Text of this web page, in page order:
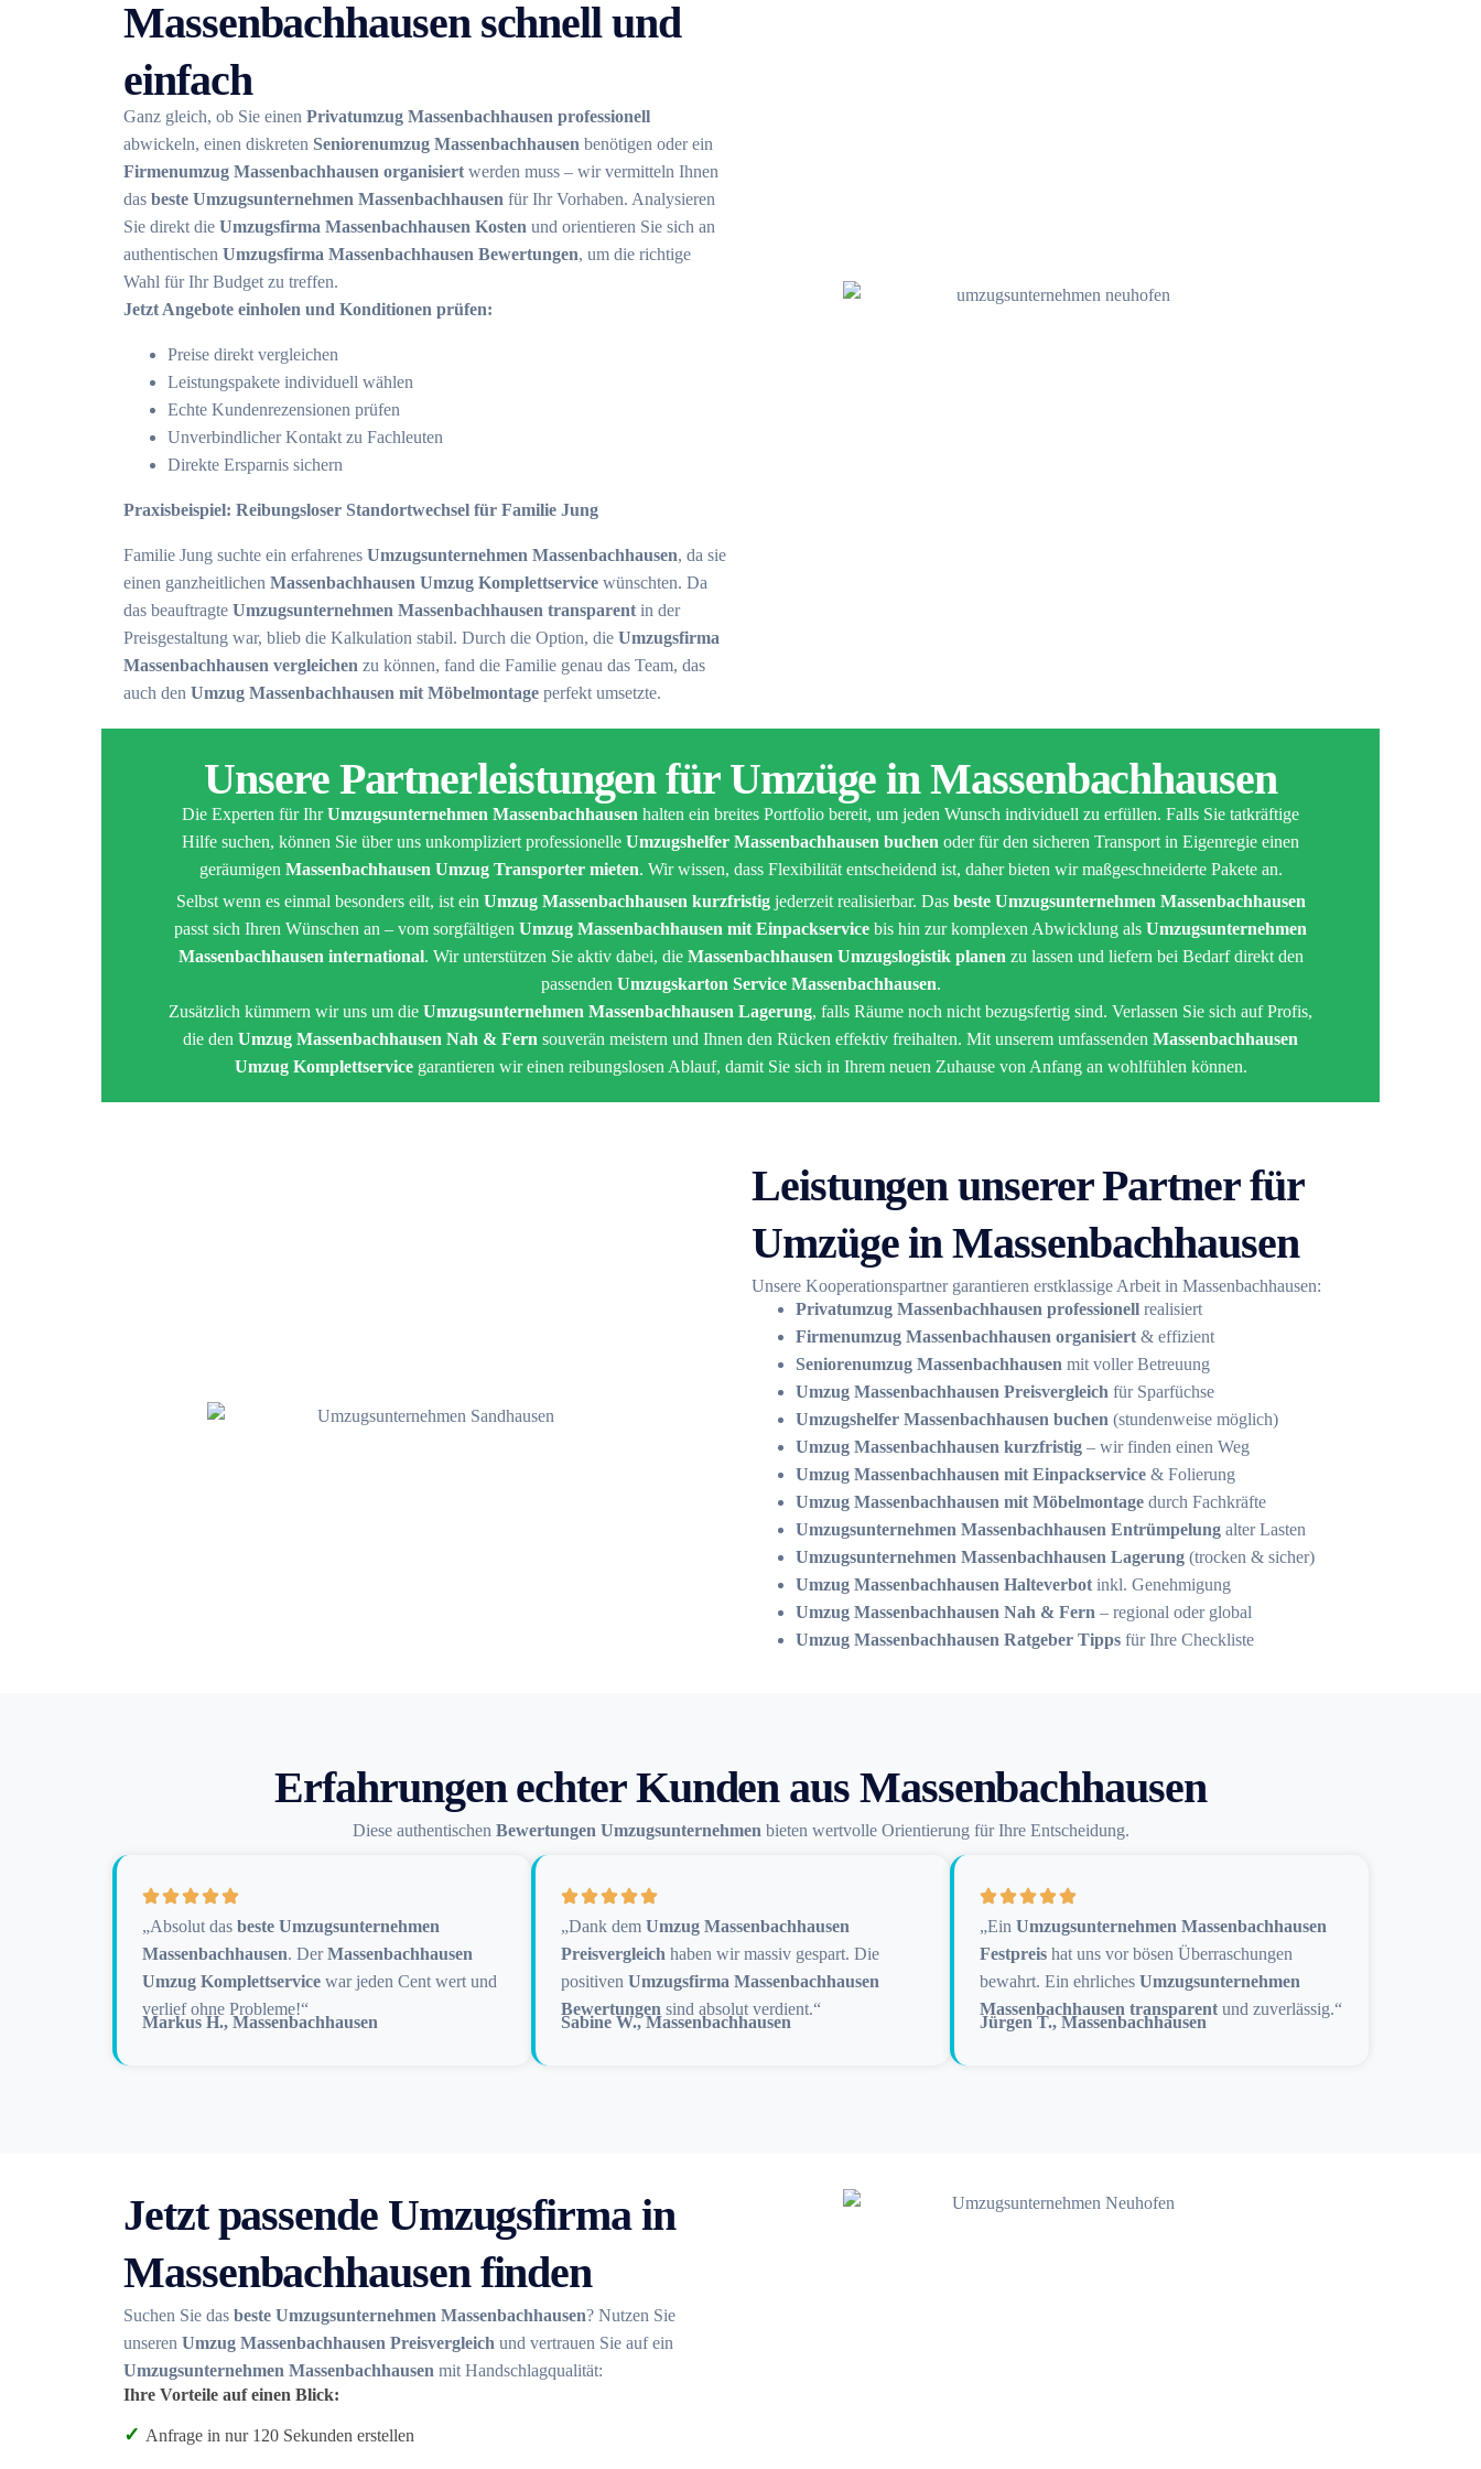
Massenbachhausen schnell und
einfach
Ganz gleich, ob Sie einen Privatumzug Massenbachhausen professionell
abwickeln, einen diskreten Seniorenumzug Massenbachhausen benötigen oder ein
Firmenumzug Massenbachhausen organisiert werden muss – wir vermitteln Ihnen
das beste Umzugsunternehmen Massenbachhausen für Ihr Vorhaben. Analysieren
Sie direkt die Umzugsfirma Massenbachhausen Kosten und orientieren Sie sich an
authentischen Umzugsfirma Massenbachhausen Bewertungen, um die richtige
Wahl für Ihr Budget zu treffen.
Jetzt Angebote einholen und Konditionen prüfen:
Preise direkt vergleichen
Leistungspakete individuell wählen
Echte Kundenrezensionen prüfen
Unverbindlicher Kontakt zu Fachleuten
Direkte Ersparnis sichern
Praxisbeispiel: Reibungsloser Standortwechsel für Familie Jung
Familie Jung suchte ein erfahrenes Umzugsunternehmen Massenbachhausen, da sie
einen ganzheitlichen Massenbachhausen Umzug Komplettservice wünschten. Da
das beauftragte Umzugsunternehmen Massenbachhausen transparent in der
Preisgestaltung war, blieb die Kalkulation stabil. Durch die Option, die Umzugsfirma
Massenbachhausen vergleichen zu können, fand die Familie genau das Team, das
auch den Umzug Massenbachhausen mit Möbelmontage perfekt umsetzte.
Unsere Partnerleistungen für Umzüge in Massenbachhausen
Die Experten für IhrUmzugsunternehmen Massenbachhausen halten ein breites Portfolio bereit, um jeden Wunsch individuell zu erfüllen. Falls Sie tatkräftige
Hilfe suchen, können Sie über uns unkompliziert professionelle Umzugshelfer Massenbachhausen buchen oder für den sicheren Transport in Eigenregie einen
geräumigen Massenbachhausen Umzug Transporter mieten. Wir wissen, dass Flexibilität entscheidend ist, daher bieten wir maßgeschneiderte Pakete an.
Selbst wenn es einmal besonders eilt, ist ein Umzug Massenbachhausen kurzfristigjederzeit realisierbar. Das beste Umzugsunternehmen Massenbachhausen
passt sich Ihren Wünschen an – vom sorgfältigen Umzug Massenbachhausen mit Einpackservice bis hin zur komplexen Abwicklung als Umzugsunternehmen
Massenbachhausen international. Wir unterstützen Sie aktiv dabei, die Massenbachhausen Umzugslogistik planen zu lassen und liefern bei Bedarf direkt den
passenden Umzugskarton Service Massenbachhausen.
Zusätzlich kümmern wir uns um die Umzugsunternehmen Massenbachhausen Lagerung, falls Räume noch nicht bezugsfertig sind. Verlassen Sie sich auf Profis,
die den Umzug Massenbachhausen Nah & Fern souverän meistern und Ihnen den Rücken effektiv freihalten. Mit unserem umfassenden Massenbachhausen
Umzug Komplettservicegarantieren wir einen reibungslosen Ablauf, damit Sie sich in Ihrem neuen Zuhause von Anfang an wohlfühlen können.
Leistungen unserer Partner für
Umzüge in Massenbachhausen
Unsere Kooperationspartner garantieren erstklassige Arbeit in Massenbachhausen:
Privatumzug Massenbachhausen professionell realisiert
Firmenumzug Massenbachhausen organisiert & effizient
Seniorenumzug Massenbachhausen mit voller Betreuung
Umzug Massenbachhausen Preisvergleich für Sparfüchse
Umzugshelfer Massenbachhausen buchen (stundenweise möglich)
Umzug Massenbachhausen kurzfristig – wir finden einen Weg
Umzug Massenbachhausen mit Einpackservice & Folierung
Umzug Massenbachhausen mit Möbelmontage durch Fachkräfte
Umzugsunternehmen Massenbachhausen Entrümpelung alter Lasten
Umzugsunternehmen Massenbachhausen Lagerung (trocken & sicher)
Umzug Massenbachhausen Halteverbot inkl. Genehmigung
Umzug Massenbachhausen Nah & Fern – regional oder global
Umzug Massenbachhausen Ratgeber Tipps für Ihre Checkliste
Erfahrungen echter Kunden aus Massenbachhausen
Diese authentischen Bewertungen Umzugsunternehmen bieten wertvolle Orientierung für Ihre Entscheidung.
„Absolut das beste Umzugsunternehmen
Massenbachhausen. DerMassenbachhausen
Umzug Komplettservice war jeden Cent wert und
verlief ohne Probleme!“
Markus H., Massenbachhausen
„Dank dem Umzug Massenbachhausen
Preisvergleich haben wir massiv gespart. Die
positiven Umzugsfirma Massenbachhausen
Bewertungen sind absolut verdient.“
Sabine W., Massenbachhausen
„Ein Umzugsunternehmen Massenbachhausen
Festpreis hat uns vor bösen Überraschungen
bewahrt. Ein ehrliches Umzugsunternehmen
Massenbachhausen transparent und zuverlässig.“
Jürgen T., Massenbachhausen
Jetzt passende Umzugsfirma in
Massenbachhausen finden
Suchen Sie das beste Umzugsunternehmen Massenbachhausen? Nutzen Sie
unseren Umzug Massenbachhausen Preisvergleich und vertrauen Sie auf ein
Umzugsunternehmen Massenbachhausen mit Handschlagqualität:
Ihre Vorteile auf einen Blick:
✓ Anfrage in nur 120 Sekunden erstellen